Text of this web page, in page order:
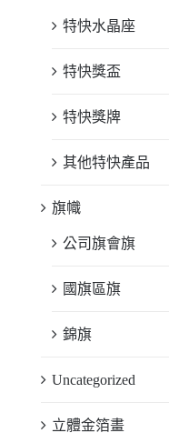
特快水晶座
特快獎盃
特快獎牌
其他特快產品
旗幟
公司旗會旗
國旗區旗
錦旗
Uncategorized
立體金箔畫